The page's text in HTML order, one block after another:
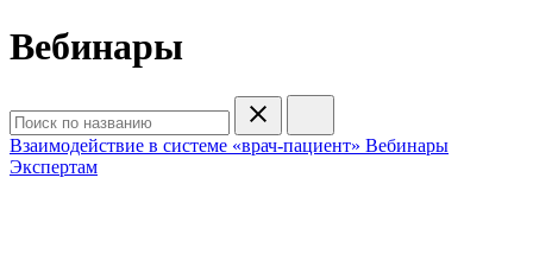
Вебинары
Взаимодействие в системе «врач-пациент» Вебинары
Экспертам